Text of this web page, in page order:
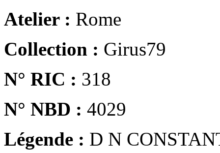
Atelier : Rome
Collection : Girus79
N° RIC : 318
N° NBD : 4029
Légende : D N